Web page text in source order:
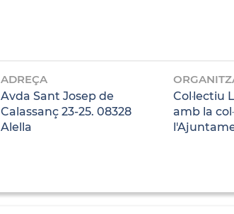
ADREÇA
Avda Sant Josep de
Calassanç 23-25. 08328
Alella
Col·lectiu
amb la